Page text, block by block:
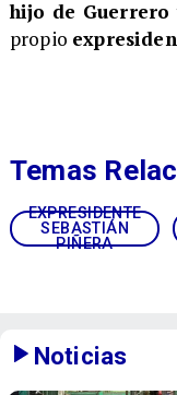
hijo de Guerrero
propio
EXPRESIDENTE
SEBASTIÁN
PIÑERA
Temas
Noticias